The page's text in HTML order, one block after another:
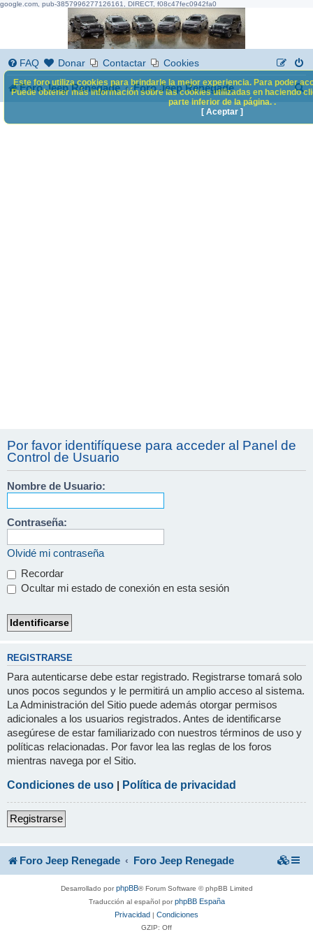
google.com, pub-3857996277126161, DIRECT, f08c47fec0942fa0
FAQ Donar Contactar Cookies
Foro Jeep Renegade Foro Jeep Renegade
B
s
Por favor identifíquese para acceder al Panel de
Control de Usuario
Nombre de Usuario:
Contraseña:
Olvidé mi contraseña
Recordar
Ocultar mi estado de conexión en esta sesión
REGISTRARSE
Para autenticarse debe estar registrado. Registrarse tomará solo
unos pocos segundos y le permitirá un amplio acceso al sistema.
La Administración del Sitio puede además otorgar permisos
adicionales a los usuarios registrados. Antes de identificarse
asegúrese de estar familiarizado con nuestros términos de uso y
políticas relacionadas. Por favor lea las reglas de los foros
mientras navega por el Sitio.
Condiciones de uso | Política de privacidad
Registrarse
Este foro utiliza cookies para brindarle la mejor experiencia. Para poder
Puede obtener más información sobre las cookies utilizadas en haciendo
parte inferior de la página. .
[ Aceptar ]
Foro Jeep Renegade Foro Jeep Renegade
Desarrollado porphpBB® Forum Software © phpBB Limited
Traducción al español porphpBB España
Privacidad | Condiciones
GZIP: Off